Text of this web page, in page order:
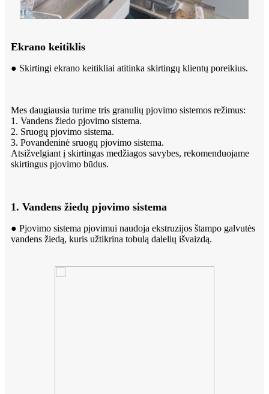
Ekrano keitiklis
● Skirtingi ekrano keitikliai atitinka skirtingų klientų poreikius.
Mes daugiausia turime tris granulių pjovimo sistemos režimus:
1. Vandens žiedo pjovimo sistema.
2. Sruogų pjovimo sistema.
3. Povandeninė sruogų pjovimo sistema.
Atsižvelgiant į skirtingas medžiagos savybes, rekomenduojame
skirtingus pjovimo būdus.
1. Vandens žiedų pjovimo sistema
● Pjovimo sistema pjovimui naudoja ekstruzijos štampo galvutės
vandens žiedą, kuris užtikrina tobulą dalelių išvaizdą.